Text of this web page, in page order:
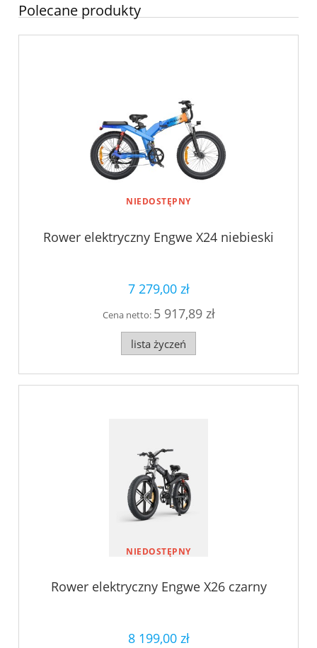
Polecane produkty
NIEDOSTĘPNY
Rower elektryczny Engwe X24 niebieski
7 279,00 zł
Cena netto: 5 917,89 zł
lista życzeń
NIEDOSTĘPNY
Rower elektryczny Engwe X26 czarny
8 199,00 zł